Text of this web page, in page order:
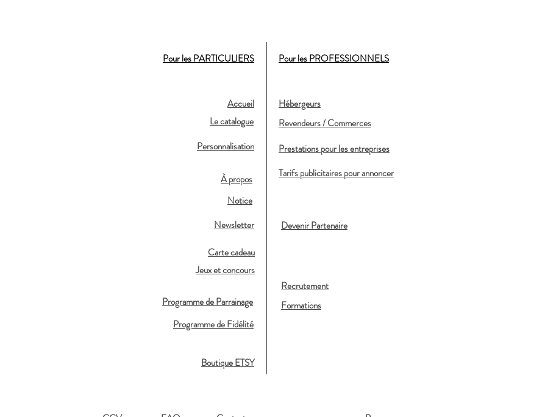
Pour les PARTICULIERS Pour les PROFESSIONNELS
Accueil
Le catalogue
Hébergeurs
Revendeurs / Commerces
Personnalisation
À propos
Prestations pour les entreprises
Tarifs publicitaires pour annoncer
Notice
Newsletter
Devenir Partenaire
Carte cadeau
Jeux et concours
Recrutement
Programme de Parrainage
Formations
Programme de Fidélité
Boutique ETSY